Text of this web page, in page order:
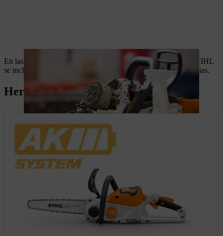
En las
de cada motosierra STIHL
se incluye una tabla con todas las medidas de limpieza necesarias.
Herramientas útiles para cada tarea